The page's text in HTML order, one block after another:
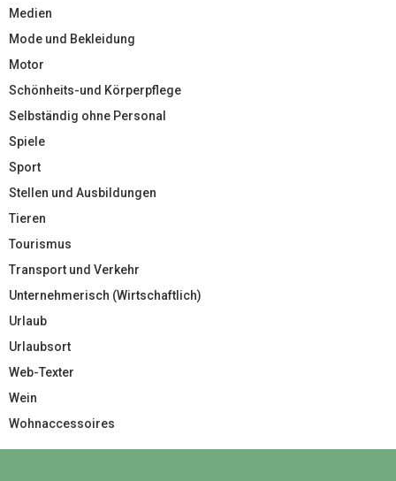
Medien
Mode und Bekleidung
Motor
Schönheits-und Körperpflege
Selbständig ohne Personal
Spiele
Sport
Stellen und Ausbildungen
Tieren
Tourismus
Transport und Verkehr
Unternehmerisch (Wirtschaftlich)
Urlaub
Urlaubsort
Web-Texter
Wein
Wohnaccessoires